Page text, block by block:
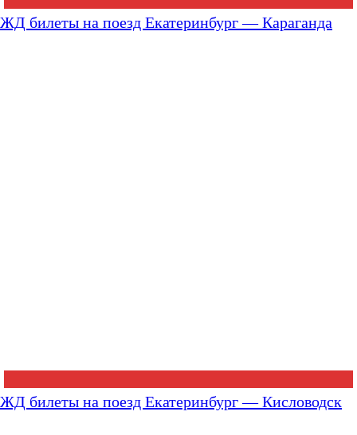
ЖД билеты на поезд Екатеринбург — Караганда
ЖД билеты на поезд Екатеринбург — Кисловодск